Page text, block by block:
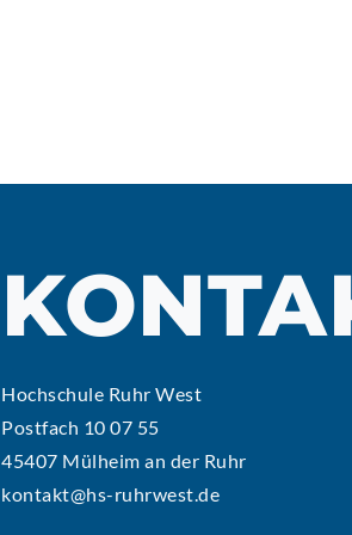
Hochschule Ruhr West
Postfach 10 07 55
45407 Mülheim an der Ruhr
kontakt@hs-ruhrwest.de